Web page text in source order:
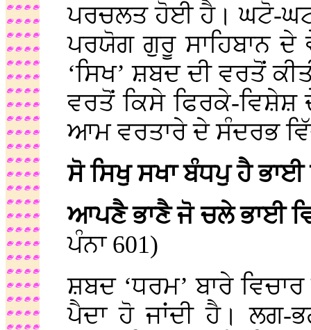
ਪਰਚਲਤ ਹੋਈ ਹੈ। ਘਟੋ-
ਪਰਯੋਗ ਗੁਰੂ ਸਾਹਿਬਾਨ
‘ਸਿਖ’ ਸ਼ਬਦ ਦੀ ਵਰਤੋਂ
ਵਰਤੋਂ ਕਿਸੇ ਫਿਰਕੇ-
ਆਮ ਵਰਤਾਰੇ ਦੇ ਸੰਦਰਭ
ਸੋ ਸਿਖੁ ਸਖਾ ਬੰਧਪੁ ਹੈ
ਆਪਣੈ ਭਾਣੈ ਜੋ ਚਲੇ ਭਾਈ
ਪੰਨਾ 601)
ਸ਼ਬਦ ‘ਧਰਮ’ ਬਾਰੇ
ਪੈਦਾ ਹੋ ਜਾਂਦੀ ਹੈ। ਲਗ-